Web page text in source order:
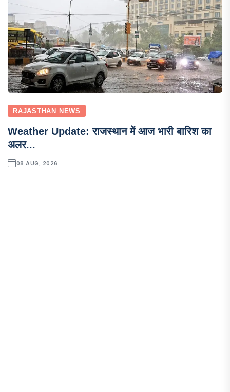
RAJASTHAN NEWS
Weather Update: राजस्थान में आज भारी बारिश का
अलर...
08 AUG, 2026